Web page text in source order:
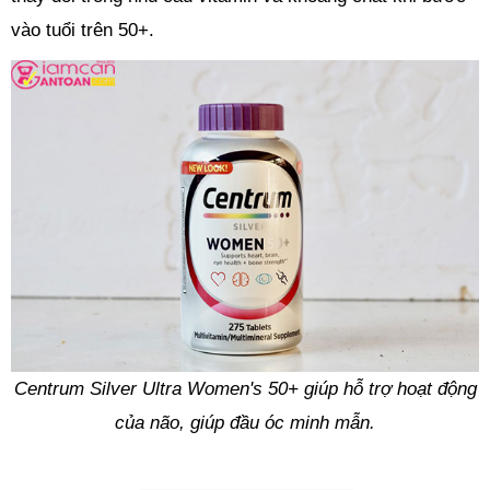
vào tuổi trên 50+.
Centrum Silver Ultra Women's 50+ giúp hỗ trợ hoạt động
của não, giúp đầu óc minh mẫn.